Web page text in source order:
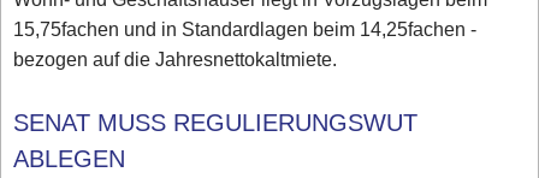
15,75fachen und in Standardlagen beim 14,25fachen -
bezogen auf die Jahresnettokaltmiete.
SENAT MUSS REGULIERUNGSWUT
ABLEGEN